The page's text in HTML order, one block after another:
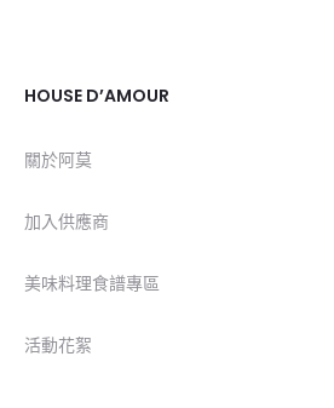
HOUSE D’AMOUR
關於阿莫
加入供應商
美味料理食譜專區
活動花絮